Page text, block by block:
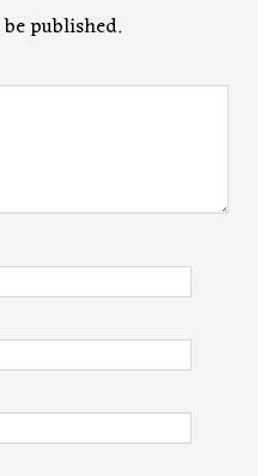
published.